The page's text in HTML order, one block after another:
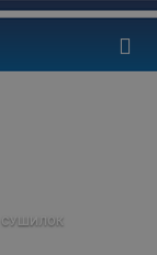
СУШИЛОК